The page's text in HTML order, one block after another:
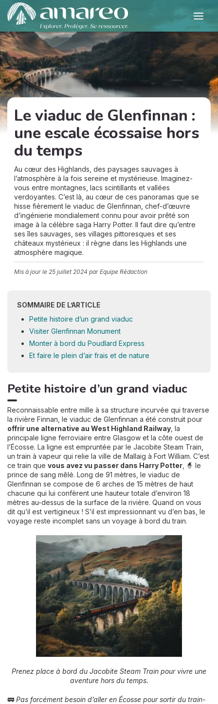
Le viaduc de Glenfinnan :
une escale écossaise hors
du temps
Au cœur des Highlands, des paysages sauvages à
l’atmosphère à la fois sereine et mystérieuse. Imaginez-
vous entre montagnes, lacs scintillants et vallées
verdoyantes. C’est là, au cœur de ces panoramas que se
hisse fièrement le viaduc de Glenfinnan, chef-d’œuvre
d’ingénierie mondialement connu pour avoir prêté son
image à la célèbre saga Harry Potter. Il faut dire qu’entre
ses îles sauvages, ses villages pittoresques et ses
châteaux mystérieux : il règne dans les Highlands une
atmosphère magique.
Mis à jour le 25 juillet 2024 par Equipe Rédaction
SOMMAIRE DE L’ARTICLE
Petite histoire d’un grand viaduc
Visiter Glenfinnan Monument
Monter à bord du Poudlard Express
Et faire le plein d’air frais et de nature
Petite histoire d’un grand viaduc
Reconnaissable entre mille à sa structure incurvée qui traverse
la rivière Finnan, le viaduc de Glenfinnan a été construit pour
offrir une alternative au West Highland Railway , la
principale ligne ferroviaire entre Glasgow et la côte ouest de
l’Écosse. La ligne est empruntée par le Jacobite Steam Train,
un train à vapeur qui relie la ville de Mallaig à Fort William. C’est
ce train que vous avez vu passer dans Harry Potter , 🧙 le
prince de sang mêlé. Long de 91 mètres, le viaduc de
Glenfinnan se compose de 6 arches de 15 mètres de haut
chacune qui lui confèrent une hauteur totale d’environ 18
mètres au-dessus de la surface de la rivière. Quand on vous
dit qu’il est vertigineux ! S’il est impressionnant vu d’en bas, le
voyage reste incomplet sans un voyage à bord du train.
Prenez place à bord du Jacobite Steam Train pour vivre une
aventure hors du temps.
🚃 Pas forcément besoin d’aller en Écosse pour sortir du train-